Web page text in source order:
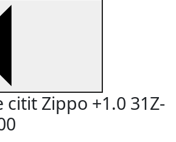
citit Zippo +1.0 31Z-